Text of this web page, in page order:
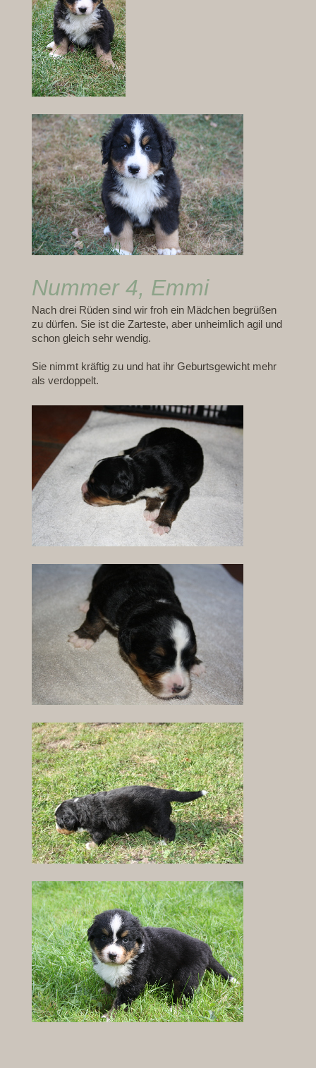
Nummer 4, Emmi
Nach drei Rüden sind wir froh ein Mädchen begrüßen
zu dürfen. Sie ist die Zarteste, aber unheimlich agil und
schon gleich sehr wendig.
Sie nimmt kräftig zu und hat ihr Geburtsgewicht mehr
als verdoppelt.